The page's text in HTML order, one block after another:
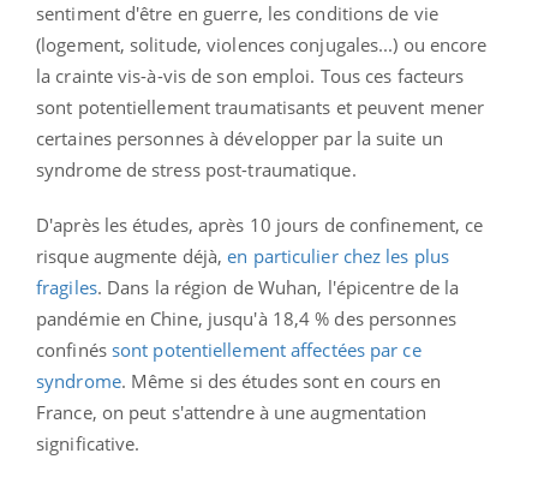
sentiment d'être en guerre, les conditions de vie
(logement, solitude, violences conjugales...) ou encore
la crainte vis-à-vis de son emploi. Tous ces facteurs
sont potentiellement traumatisants et peuvent mener
certaines personnes à développer par la suite un
syndrome de stress post-traumatique.
D'après les études, après 10 jours de confinement, ce
risque augmente déjà,en particulier chez les plus
fragiles. Dans la région de Wuhan, l'épicentre de la
pandémie en Chine, jusqu'à 18,4 % des personnes
confinés sont potentiellement affectées par ce
syndrome. Même si des études sont en cours en
France, on peut s'attendre à une augmentation
significative.